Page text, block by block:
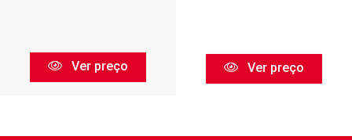
Ver preço Ver preço